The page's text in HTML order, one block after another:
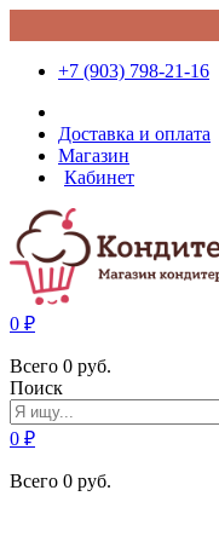
+7 (903) 798-21-16
Доставка и оплата
Магазин
Кабинет
0 ₽
Всего 0 руб.
Поиск
0 ₽
Всего 0 руб.